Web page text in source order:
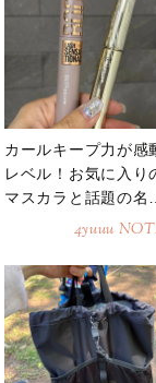
カールキープ力が感
レベル！お気に入り
マスカラと話題の名品
4yuuu